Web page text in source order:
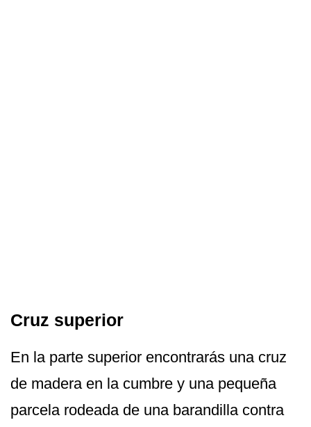
Cruz superior
En la parte superior encontrarás una cruz
de madera en la cumbre y una pequeña
parcela rodeada de una barandilla contra